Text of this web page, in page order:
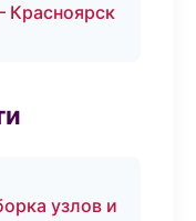
Красноярск
узлов и